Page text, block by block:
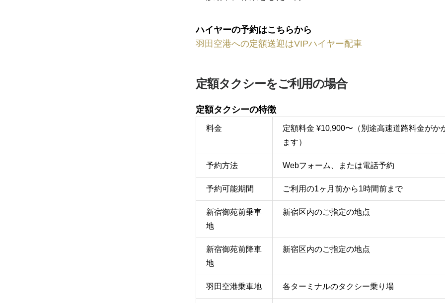
ハイヤーの予約はこちらから
羽田空港への定額送迎はVIPハイヤー配車
定額タクシーをご利用の場合
定額タクシーの特徴
料金
定額料金 ¥10,900〜（別途高速道路料金がか
ます）
予約方法 Webフォーム、または電話予約
予約可能期間 ご利用の1ヶ月前から1時間前まで
新宿御苑前乗車
地
新宿区内のご指定の地点
新宿御苑前降車
地
新宿区内のご指定の地点
羽田空港乗車地 各ターミナルのタクシー乗り場